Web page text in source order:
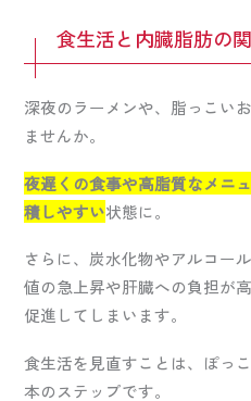
食生活と内臓脂肪の
深夜のラーメンや、脂っこい
ませんか。
夜遅くの食事や高脂質なメニ
積しやすい状態に。
さらに、炭水化物やアルコー
値の急上昇や肝臓への負担が
促進してしまいます。
食生活を見直すことは、ぽっ
本のステップです。